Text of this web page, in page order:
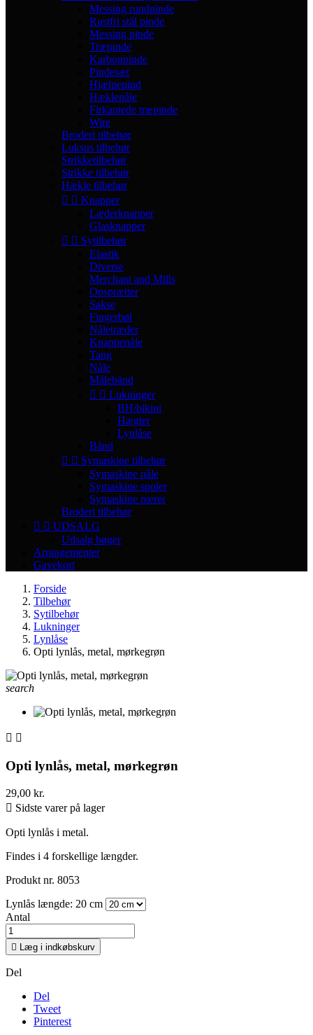
Messing rundpinde
Rustfri stål pinde
Messing pinde
Træpinde
Karbonpinde
Pindesæt
Hjælpepind
Hæklenåle
Firkantede træpinde
Wire
Broderi tilbehør
Luksus tilbehør
Strikketilbehør
Strikke tilbehør
Hækle tilbehør
  Knapper
Læderknapper
Glasknapper
  Sytilbehør
Elastik
Diverse
Merchant and Mills
Opsprætter
Sakse
Fingerbøl
Nåletræder
Knappenåle
Tang
Nåle
Målebånd
  Lukninger
BH/bikini
Hægter
Lynlåse
Bånd
  Symaskine tilbehør
Symaskine nåle
Symaskine spoler
Symaskine pærer
Broderi tilbehør
  UDSALG
Udsalg bøger
Arrangementer
Gavekort
Forside
Tilbehør
Sytilbehør
Lukninger
Lynlåse
Opti lynlås, metal, mørkegrøn
search
 
Opti lynlås, metal, mørkegrøn
29,00 kr.
 Sidste varer på lager
Opti lynlås i metal.
Findes i 4 forskellige længder.
Produkt nr. 8053
Lynlås længde: 20 cm
Antal
 Læg i indkøbskurv
Del
Del
Tweet
Pinterest